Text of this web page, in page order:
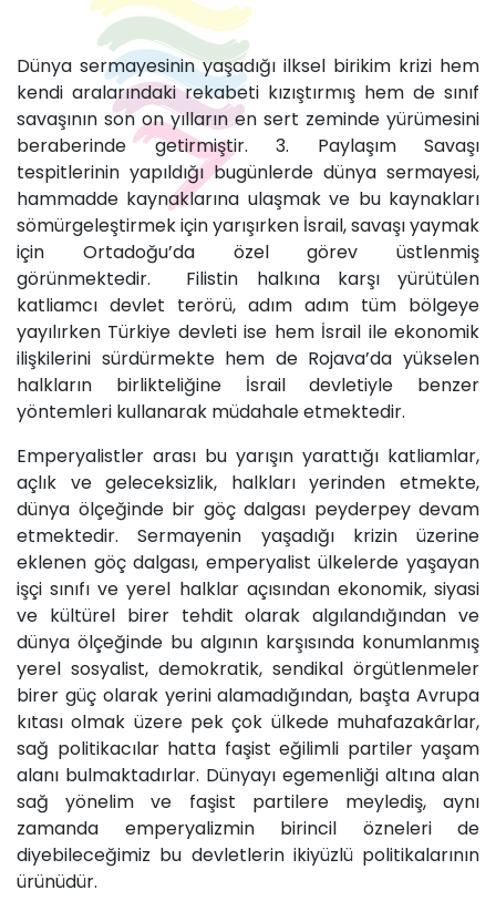
Dünya sermayesinin yaşadığı ilksel birikim krizi hem
kendi aralarındaki rekabeti kızıştırmış hem de sınıf
savaşının son on yılların en sert zeminde yürümesini
beraberinde getirmiştir. 3. Paylaşım Savaşı
tespitlerinin yapıldığı bugünlerde dünya sermayesi,
hammadde kaynaklarına ulaşmak ve bu kaynakları
sömürgeleştirmek için yarışırken İsrail, savaşı yaymak
için Ortadoğu’da özel görev üstlenmiş
görünmektedir. Filistin halkına karşı yürütülen
katliamcı devlet terörü, adım adım tüm bölgeye
yayılırken Türkiye devleti ise hem İsrail ile ekonomik
ilişkilerini sürdürmekte hem de Rojava’da yükselen
halkların birlikteliğine İsrail devletiyle benzer
yöntemleri kullanarak müdahale etmektedir.
Emperyalistler arası bu yarışın yarattığı katliamlar,
açlık ve geleceksizlik, halkları yerinden etmekte,
dünya ölçeğinde bir göç dalgası peyderpey devam
etmektedir. Sermayenin yaşadığı krizin üzerine
eklenen göç dalgası, emperyalist ülkelerde yaşayan
işçi sınıfı ve yerel halklar açısından ekonomik, siyasi
ve kültürel birer tehdit olarak algılandığından ve
dünya ölçeğinde bu algının karşısında konumlanmış
yerel sosyalist, demokratik, sendikal örgütlenmeler
birer güç olarak yerini alamadığından, başta Avrupa
kıtası olmak üzere pek çok ülkede muhafazakârlar,
sağ politikacılar hatta faşist eğilimli partiler yaşam
alanı bulmaktadırlar. Dünyayı egemenliği altına alan
sağ yönelim ve faşist partilere meylediş, aynı
zamanda emperyalizmin birincil özneleri de
diyebileceğimiz bu devletlerin ikiyüzlü politikalarının
ürünüdür.